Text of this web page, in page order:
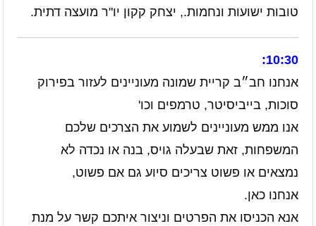
טובות ישועות ונחמות., יצחק קקון יו"ר מועצה דתית.
10:30:
אנחנו חב״ב קריית שמונה מעוניינים לעזור בפירוק
סוכות, בייביסיטר, טרמפים וכו'
אנו ממש מעוניינים לשמוע את הצרכים שלכם
המשפחות, זאת שבעלה גויס, בנה או נכדה לא
נמצאים או פשוט צריכים סיוע גם אם פשוט,
אנחנו כאן.
אנא הכניסו את הפרטים וניצור איתכם קשר על מנת